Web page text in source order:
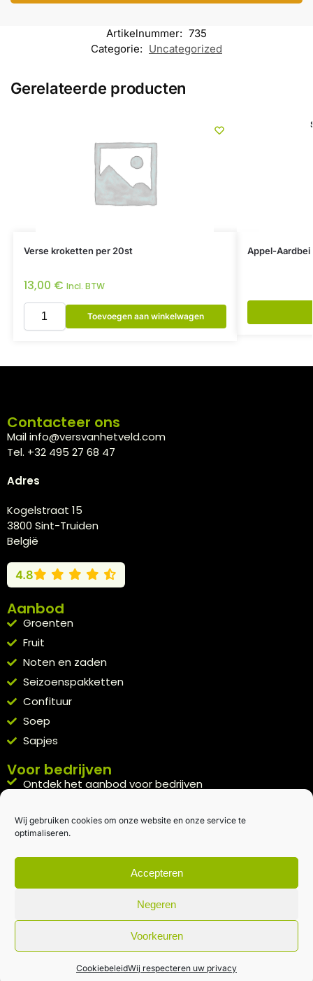
Wij gebruiken cookies om onze website en onze service te
optimaliseren.
Accepteren
Negeren
Voorkeuren
CookiebeleidWij respecteren uw privacy
Artikelnummer: 735
Categorie: Uncategorized
Gerelateerde producten
Verse kroketten per 20st
13,00 € Incl. BTW
Toevoegen aan winkelwagen
Appel-Aardbei
Contacteer ons
Mail info@versvanhetveld.com
Tel. +32 495 27 68 47
Adres
Kogelstraat 15
3800 Sint-Truiden
België
4.8
Aanbod
Groenten
Fruit
Noten en zaden
Seizoenspakketten
Confituur
Soep
Sapjes
Voor bedrijven
Ontdek het aanbod voor bedrijven
Kennismakingspakket aanvragen
Blijft op de hoogte
Rechtstreeks van het veld naar je inbox.
Inschrijven nieuwsbrief
Algemene voorwaarden|Privacybeleid| gemaakt met door
creativitijd